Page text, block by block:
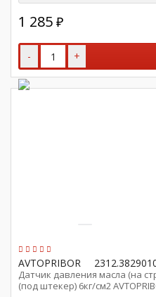
1 285 ₽
- +
AVTOPRIBOR
Датчик давления масла (на
(под штекер) 6кг/см2